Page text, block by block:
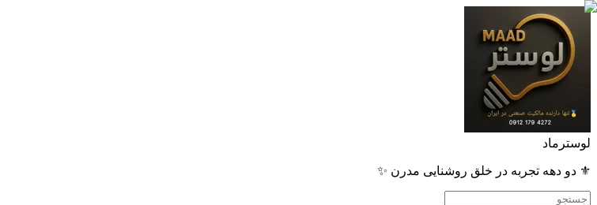
لوسترماد
⚜️ دو دهه تجربه در خلق روشنایی مدرن ✨